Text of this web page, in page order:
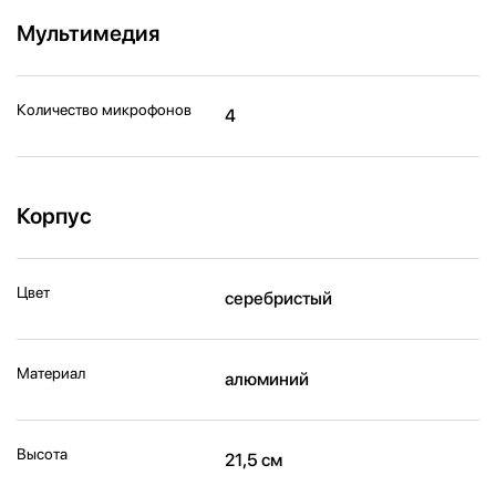
Мультимедия
Количество микрофонов 4
Корпус
Цвет серебристый
Материал алюминий
Высота 21,5 см